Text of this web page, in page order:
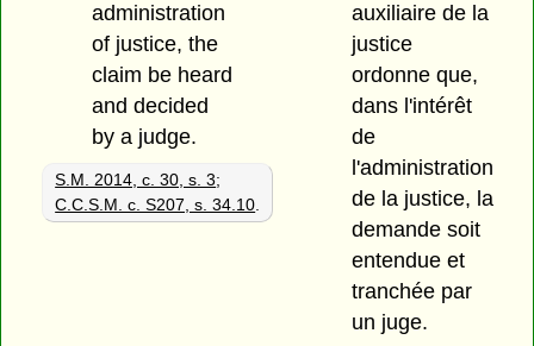
administration
of justice, the
claim be heard
and decided
by a judge.
S.M. 2014, c. 30, s. 3;
C.C.S.M. c. S207, s. 34.10
auxiliaire de la
justice
ordonne que,
dans l'intérêt
de
l'administration
de la justice, la
demande soit
entendue et
tranchée par
un juge.